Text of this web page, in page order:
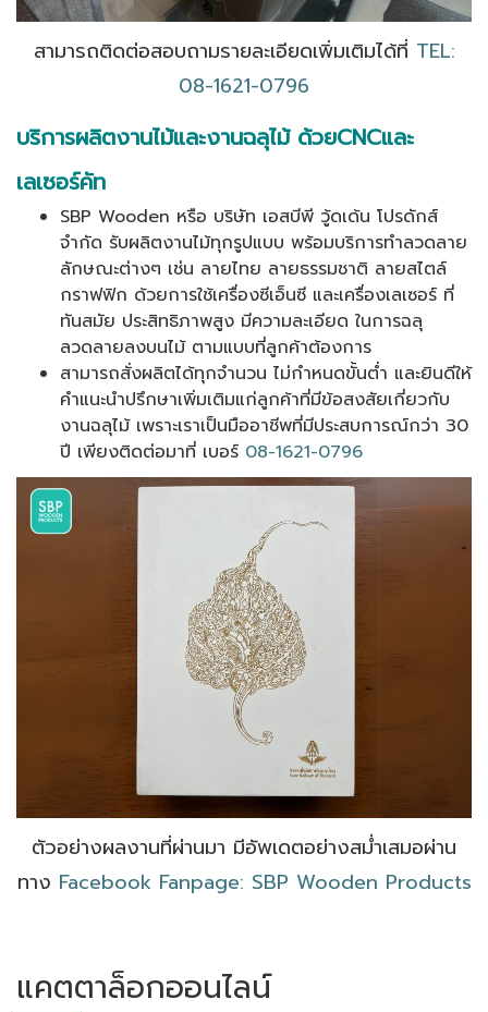
สามารถติดต่อสอบถามรายละเอียดเพิ่มเติมได้ที่ TEL:
08-1621-0796
บริการผลิตงานไม้และงานฉลุไม้ ด้วยCNCและ
เลเซอร์คัท
SBP Wooden หรือ บริษัท เอสบีพี วู้ดเด้น โปรดักส์
จำกัด รับผลิตงานไม้ทุกรูปแบบ พร้อมบริการทำลวดลาย
ลักษณะต่างๆ เช่น ลายไทย ลายธรรมชาติ ลายสไตล์
กราฟฟิก ด้วยการใช้เครื่องซีเอ็นซี และเครื่องเลเซอร์ ที่
ทันสมัย ประสิทธิภาพสูง มีความละเอียด ในการฉลุ
ลวดลายลงบนไม้ ตามแบบที่ลูกค้าต้องการ
สามารถสั่งผลิตได้ทุกจำนวน ไม่กำหนดขั้นต่ำ และยินดีให้
คำแนะนำปรึกษาเพิ่มเติมแก่ลูกค้าที่มีข้อสงสัยเกี่ยวกับ
งานฉลุไม้ เพราะเราเป็นมืออาชีพที่มีประสบการณ์กว่า 30
ปี เพียงติดต่อมาที่ เบอร์ 08-1621-0796
ตัวอย่างผลงานที่ผ่านมา มีอัพเดตอย่างสม่ำเสมอผ่าน
ทาง Facebook Fanpage: SBP Wooden Products
แคตตาล็อกออนไลน์